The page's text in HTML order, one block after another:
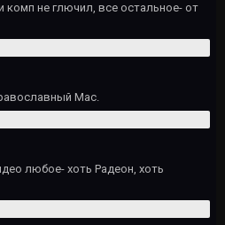
комп не глючил, все остальное- от
Mac.
любое- хоть Радеон, хоть